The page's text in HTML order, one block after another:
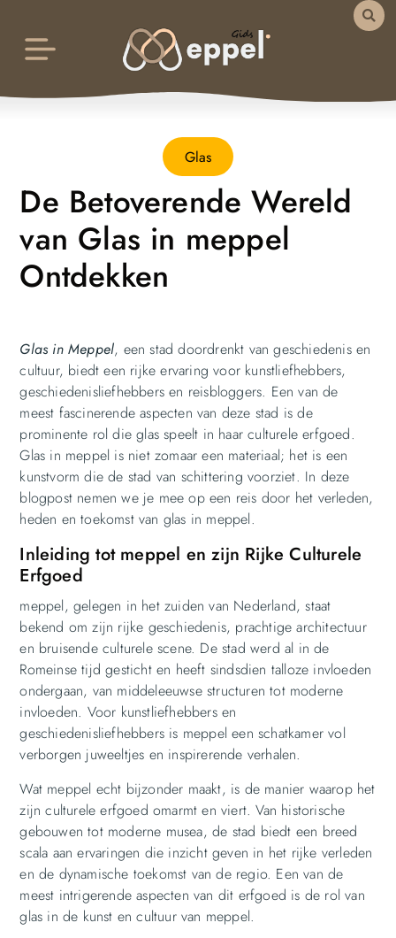
Glas
De Betoverende Wereld
van Glas in meppel
Ontdekken
Glas in Meppel, een stad doordrenkt van geschiedenis en
cultuur, biedt een rijke ervaring voor kunstliefhebbers,
geschiedenisliefhebbers en reisbloggers. Een van de
meest fascinerende aspecten van deze stad is de
prominente rol die glas speelt in haar culturele erfgoed.
Glas in meppel is niet zomaar een materiaal; het is een
kunstvorm die de stad van schittering voorziet. In deze
blogpost nemen we je mee op een reis door het verleden,
heden en toekomst van glas in meppel.
Inleiding tot meppel en zijn Rijke Culturele
Erfgoed
meppel, gelegen in het zuiden van Nederland, staat
bekend om zijn rijke geschiedenis, prachtige architectuur
en bruisende culturele scene. De stad werd al in de
Romeinse tijd gesticht en heeft sindsdien talloze invloeden
ondergaan, van middeleeuwse structuren tot moderne
invloeden. Voor kunstliefhebbers en
geschiedenisliefhebbers is meppel een schatkamer vol
verborgen juweeltjes en inspirerende verhalen.
Wat meppel echt bijzonder maakt, is de manier waarop het
zijn culturele erfgoed omarmt en viert. Van historische
gebouwen tot moderne musea, de stad biedt een breed
scala aan ervaringen die inzicht geven in het rijke verleden
en de dynamische toekomst van de regio. Een van de
meest intrigerende aspecten van dit erfgoed is de rol van
glas in de kunst en cultuur van meppel.